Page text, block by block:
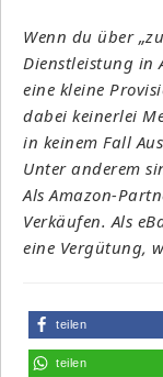
Wenn du über
Dienstleistung in
eine kleine
dabei keinerlei
in keinem Fall
Unter anderem
Als Amazon-
Verkäufen. Als
eine Vergütung,
teilen
teilen